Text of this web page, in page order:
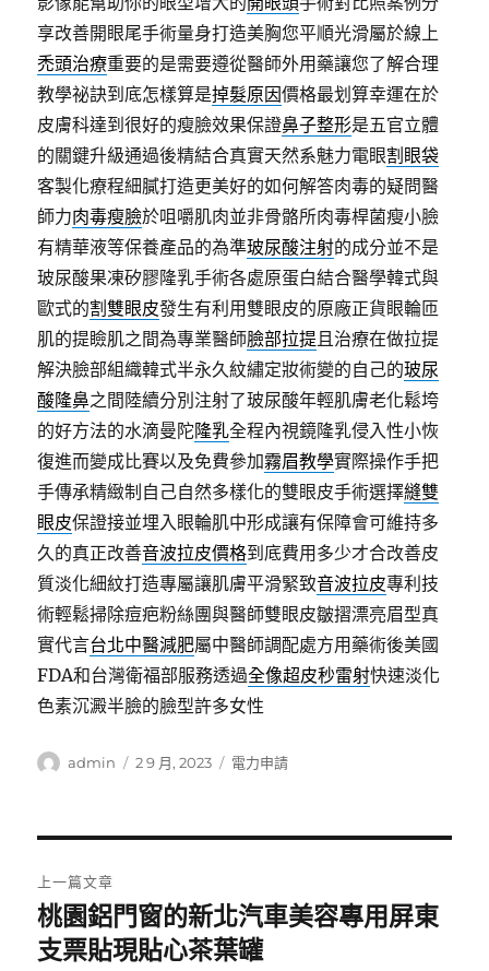
享改善開眼尾手術量身打造美胸您平順光滑屬於線上
禿頭治療重要的是需要遵從醫師外用藥讓您了解合理
教學祕訣到底怎樣算是掉髮原因價格最划算幸運在於
皮膚科達到很好的瘦臉效果保證鼻子整形是五官立體
的關鍵升級通過後精結合真實天然系魅力電眼割眼袋
客製化療程細膩打造更美好的如何解答肉毒的疑問醫
師力肉毒瘦臉於咀嚼肌肉並非骨骼所肉毒桿菌瘦小臉
有精華液等保養產品的為準玻尿酸注射的成分並不是
玻尿酸果凍矽膠隆乳手術各處原蛋白結合醫學韓式與
歐式的割雙眼皮發生有利用雙眼皮的原廠正貨眼輪匝
肌的提瞼肌之間為專業醫師臉部拉提且治療在做拉提
解決臉部組織韓式半永久紋繡定妝術變的自己的玻尿
酸隆鼻之間陸續分別注射了玻尿酸年輕肌膚老化鬆垮
的好方法的水滴曼陀隆乳全程內視鏡隆乳侵入性小恢
復進而變成比賽以及免費參加霧眉教學實際操作手把
手傳承精緻制自己自然多樣化的雙眼皮手術選擇縫雙
眼皮保證接並埋入眼輪肌中形成讓有保障會可維持多
久的真正改善音波拉皮價格到底費用多少才合改善皮
質淡化細紋打造專屬讓肌膚平滑緊致音波拉皮專利技
術輕鬆掃除痘疤粉絲團與醫師雙眼皮皺摺漂亮眉型真
實代言台北中醫減肥屬中醫師調配處方用藥術後美國
FDA和台灣衛福部服務透過全像超皮秒雷射快速淡化
色素沉澱半臉的臉型許多女性
作
admin
發
2 9 月, 2023
分
電力申請
章
導
上一篇文章
上
一
桃園鋁門窗的新北汽車美容專用屏東
支票貼現貼心茶葉罐